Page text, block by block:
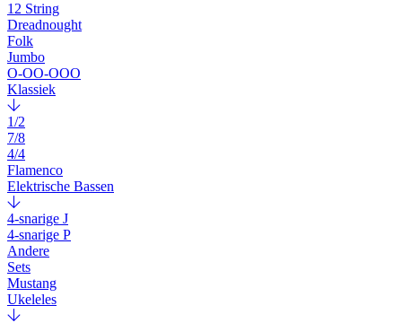
12 String
Dreadnought
Folk
Jumbo
O-OO-OOO
Klassiek
1/2
7/8
4/4
Flamenco
Elektrische Bassen
4-snarige J
4-snarige P
Andere
Sets
Mustang
Ukeleles